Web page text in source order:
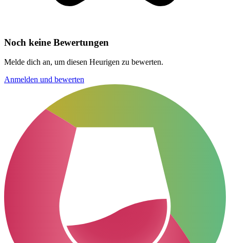
Noch keine Bewertungen
Melde dich an, um diesen Heurigen zu bewerten.
Anmelden und bewerten